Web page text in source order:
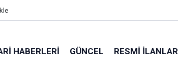
HABERLERI GÜNCEL RESMI İLANLAR